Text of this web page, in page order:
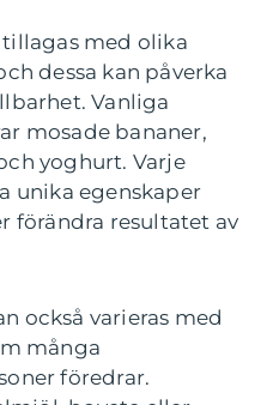
med olika
dessa kan påverka
Vanliga
mosade bananer,
yoghurt. Varje
unika egenskaper
förändra resultatet av
också varieras med
många
föredrar.